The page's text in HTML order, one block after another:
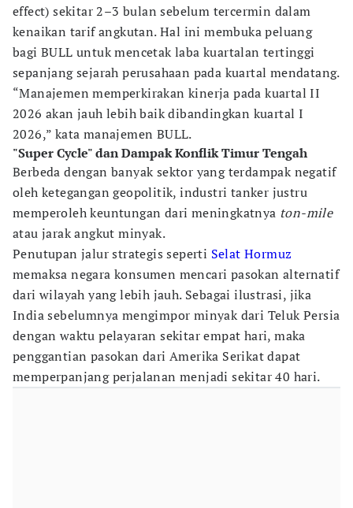
effect) sekitar 2–3 bulan sebelum tercermin dalam
kenaikan tarif angkutan. Hal ini membuka peluang
bagi BULL untuk mencetak laba kuartalan tertinggi
sepanjang sejarah perusahaan pada kuartal mendatang.
“Manajemen memperkirakan kinerja pada kuartal II
2026 akan jauh lebih baik dibandingkan kuartal I
2026,” kata manajemen BULL.
"Super Cycle" dan Dampak Konflik Timur Tengah
Berbeda dengan banyak sektor yang terdampak negatif
oleh ketegangan geopolitik, industri tanker justru
memperoleh keuntungan dari meningkatnya ton-mile
atau jarak angkut minyak.
Penutupan jalur strategis seperti Selat Hormuz
memaksa negara konsumen mencari pasokan alternatif
dari wilayah yang lebih jauh. Sebagai ilustrasi, jika
India sebelumnya mengimpor minyak dari Teluk Persia
dengan waktu pelayaran sekitar empat hari, maka
penggantian pasokan dari Amerika Serikat dapat
memperpanjang perjalanan menjadi sekitar 40 hari.